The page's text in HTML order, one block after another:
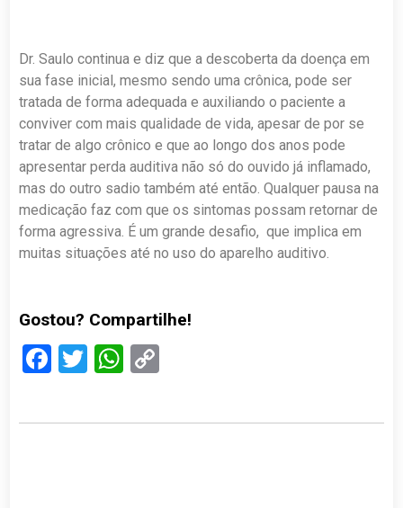
Dr. Saulo continua e diz que a descoberta da doença em
sua fase inicial, mesmo sendo uma crônica, pode ser
tratada de forma adequada e auxiliando o paciente a
conviver com mais qualidade de vida, apesar de por se
tratar de algo crônico e que ao longo dos anos pode
apresentar perda auditiva não só do ouvido já inflamado,
mas do outro sadio também até então. Qualquer pausa na
medicação faz com que os sintomas possam retornar de
forma agressiva. É um grande desafio, que implica em
muitas situações até no uso do aparelho auditivo.
Gostou? Compartilhe!
Facebook
TwitterWhatsApp